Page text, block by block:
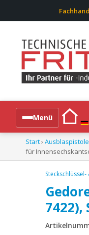
Menü
Alle Produkte
Start›
für